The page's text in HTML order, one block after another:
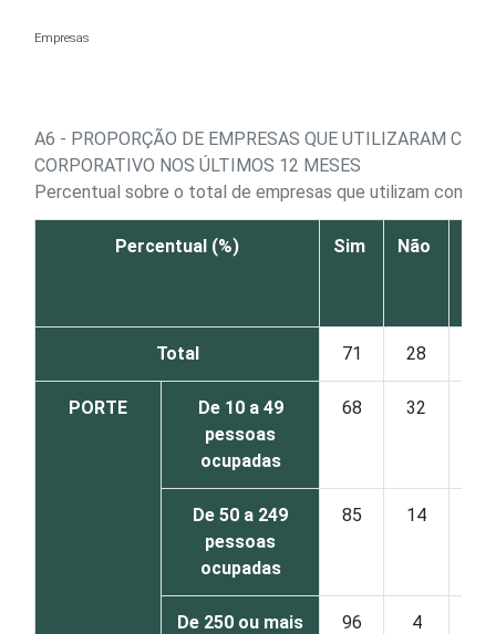
Empresas
A6 - PROPORÇÃO DE EMPRESAS QUE UTILIZARAM
CORPORATIVO NOS ÚLTIMOS 12 MESES
Percentual sobre o total de empresas que utilizam
Percentual (%) Sim Não
Total 71 28
PORTE
De 10 a 49
pessoas
ocupadas
68 32
De 50 a 249
pessoas
ocupadas
85 14
De 250 ou mais
96 4